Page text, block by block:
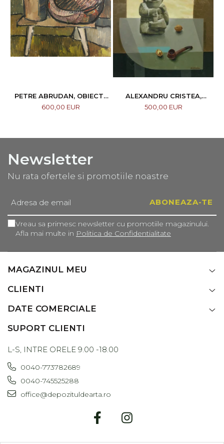
PETRE ABRUDAN, OBIECTE
CASNICE, 1967
600,00 EUR
ALEXANDRU CRISTEA,
COMPOZIȚIE
500,00 EUR
Newsletter
Nu rata ofertele si promotiile noastre
Vreau sa primesc newsletter cu promotiile magazinului.
Afla mai multe in Politica de Confidentialitate
MAGAZINUL MEU
CLIENTI
DATE COMERCIALE
SUPORT CLIENTI
L-S, INTRE ORELE 9.00 -18.00
0040-773782689
0040-745525288
office@depozituldearta.ro